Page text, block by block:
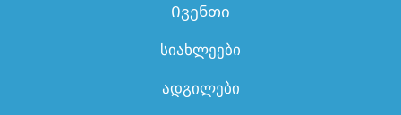
Ივენთი
სიახლეები
ადგილები